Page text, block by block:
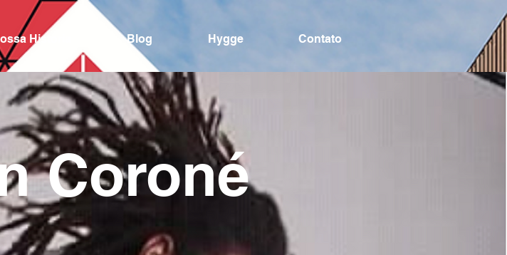
Historia Blog Hygge Contato
Coroné